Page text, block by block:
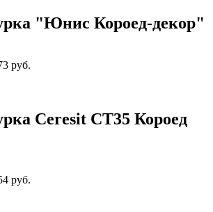
"Юнис Короед-декор"
руб.
Ceresit CT35 Короед
руб.